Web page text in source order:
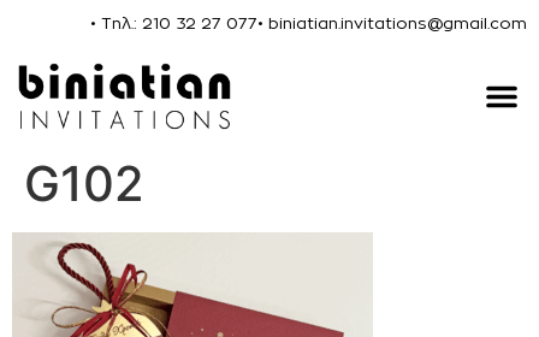
• Τηλ.: 210 32 27 077• biniatian.invitations@gmail.com
G102